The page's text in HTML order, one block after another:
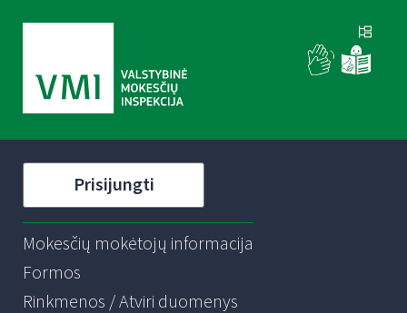
Prisijungti
Mokesčių mokėtojų informacija
Formos
Rinkmenos / Atviri duomenys